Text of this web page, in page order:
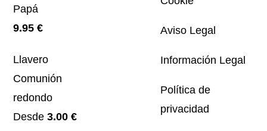
Papá
9.95€
Llavero
Comunión
redondo
Desde3.00€
Aviso Legal
Información Legal
Política de
privacidad